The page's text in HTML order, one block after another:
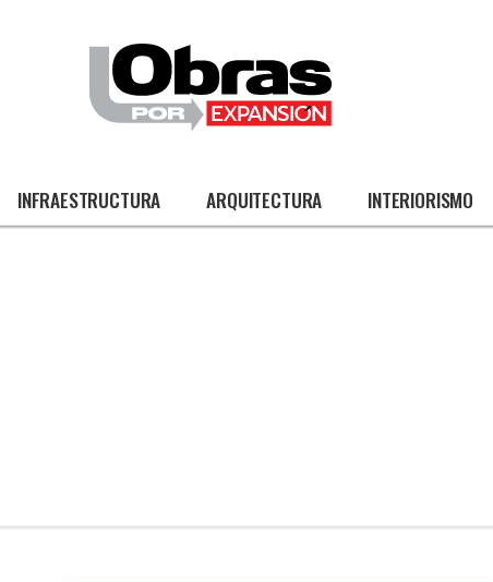
INFRAESTRUCTURA ARQUITECTURA INTERIORISMO